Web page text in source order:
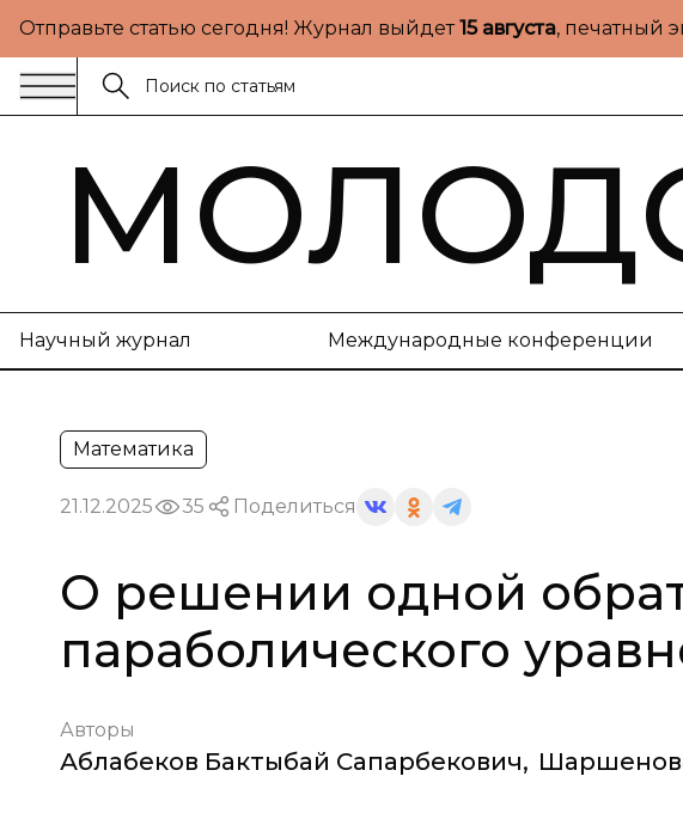
Отправьте статью сегодня! Журнал выйдет15 августа, печатный
Научный журнал Международные конференции
Математика
21.12.2025 35 Поделиться
О решении одной
параболического
Авторы
Аблабеков Бактыбай Сапарбекович,